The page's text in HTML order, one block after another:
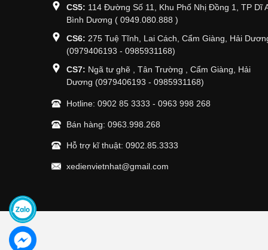
CS5: 114 Đường Số 11, Khu Phố Nhị Đồng 1, TP Dĩ
Bình Dương ( 0949.080.888 )
CS6: 275 Tuệ Tĩnh, Lai Cách, Cẩm Giàng, Hải
(0979406193 - 0985931168)
CS7: Ngã tư ghẽ , Tân Trường , Cẩm Giàng, Hải
Dương (0979406193 - 0985931168)
Hotline: 0902 85 3333 - 0963 998 268
Bán hàng: 0963.998.268
Hỗ trợ kĩ thuật: 0902.85.3333
xedienvietnhat@gmail.com